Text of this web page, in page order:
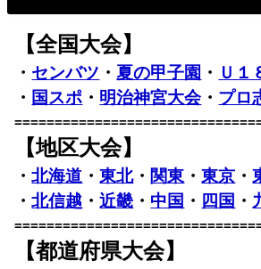
【全国大会】
・ センバツ ・ 夏の甲子園 ・ Ｕ１
・ 国スポ ・ 明治神宮大会・ プロ
【地区大会】
・北海道 ・東北・ 関東 ・東京 ・
・北信越 ・近畿 ・ 中国 ・ 四国 ・
【都道府県大会】